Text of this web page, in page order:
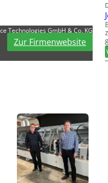
Technologies GmbH & Co. KG
Zur Firmenwebsite